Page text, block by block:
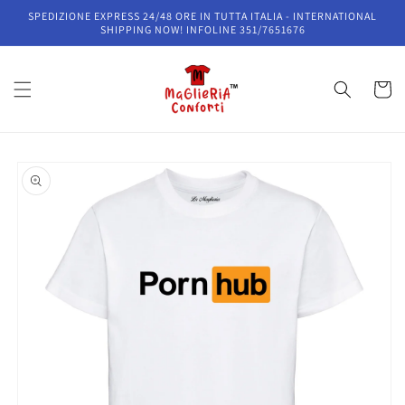
direttamente
SPEDIZIONE EXPRESS 24/48 ORE IN TUTTA ITALIA - INTERNATIONAL
SHIPPING NOW! INFOLINE 351/7651676
Carrello
informazioni
sul prodotto